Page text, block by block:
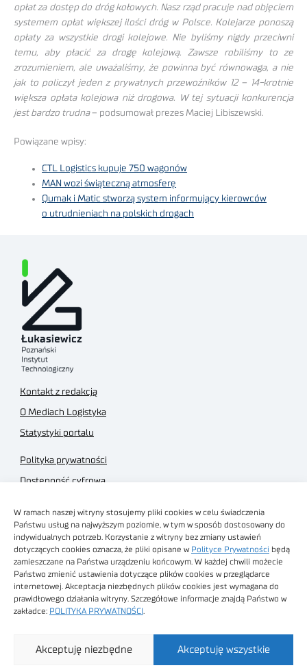
W ramach naszej witryny stosujemy pliki cookies w celu świadczenia
Państwu usług na najwyższym poziomie, w tym w sposób dostosowany do
indywidualnych potrzeb. Korzystanie z witryny bez zmiany ustawień
dotyczących cookies oznacza, że pliki opisane w Polityce Prywatności będą
zamieszczane na Państwa urządzeniu końcowym. W każdej chwili możecie
Państwo zmienić ustawienia dotyczące plików cookies w przeglądarce
internetowej. Akceptacja niezbędnych plików cookies jest wymagana do
prawidłowego działania witryny. Szczegółowe informacje znajdą Państwo w
zakładce: POLITYKA PRYWATNOŚCI
Akceptuję wszystkie
Akceptuję niezbędne
opłat za dostęp do dróg kołowych. Nasz rząd pracuje nad objęciem
systemem opłat większej ilości dróg w Polsce. Kolejarze ponoszą
opłaty za wszystkie drogi kolejowe. Nie byliśmy nigdy przeciwni
temu, aby płacić za drogę kolejową. Zawsze robiliśmy to ze
zrozumieniem, ale uważaliśmy, że powinna być równowaga, a nie
jak to policzył jeden z prywatnych przewoźników 12 – 14-krotnie
większa opłata kolejowa niż drogowa. W tej sytuacji konkurencja
jest bardzo trudna– podsumował prezes Maciej Libiszewski.
Powiązane wpisy:
CTL Logistics kupuje 750 wagonów
MAN wozi świąteczną atmosferę
Qumak i Matic stworzą system informujący kierowców
o utrudnieniach na polskich drogach
Kontakt z redakcją
O Mediach Logistyka
Statystyki portalu
Polityka prywatności
Dostępność cyfrowa
Regulamin sklepu
Obrazy stockowe
autorstwa
Technologiczny